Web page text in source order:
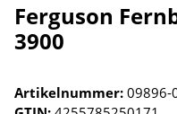
Ferguson
3900
Artikelnummer: 09896-